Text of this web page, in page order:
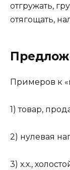
отгружать,
отягощать,
Примеров к
1) товар,
2) нулевая
3) х.х.,